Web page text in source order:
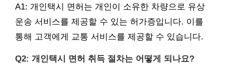
A1: 개인택시 면허는 개인이 소유한 차량으로 유상
운송 서비스를 제공할 수 있는 허가증입니다. 이를
통해 고객에게 교통 서비스를 제공할 수 있습니다.
Q2: 개인택시 면허 취득 절차는 어떻게 되나요?